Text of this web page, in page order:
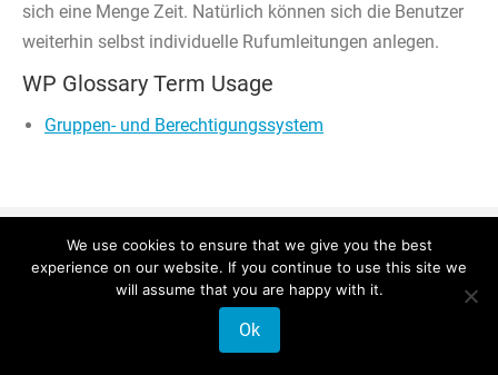
sich eine Menge Zeit. Natürlich können sich die Benutzer
weiterhin selbst individuelle Rufumleitungen anlegen.
WP Glossary Term Usage
Gruppen- und Berechtigungssystem
We use cookies to ensure that we give you the best
experience on our website. If you continue to use this site we
will assume that you are happy with it.
Ok